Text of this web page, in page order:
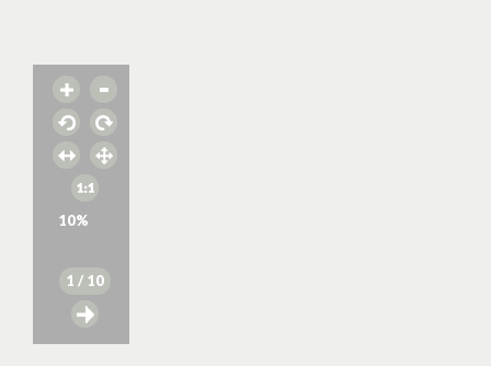
10%
1 / 10